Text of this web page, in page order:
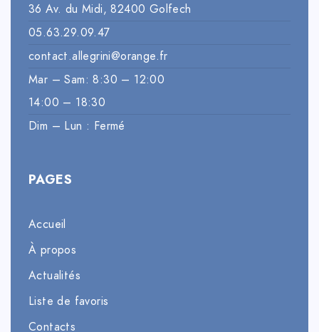
36 Av. du Midi, 82400 Golfech
05.63.29.09.47
contact.allegrini@orange.fr
Mar – Sam: 8:30 – 12:00
14:00 – 18:30
Dim – Lun : Fermé
PAGES
Accueil
À propos
Actualités
Liste de favoris
Contacts